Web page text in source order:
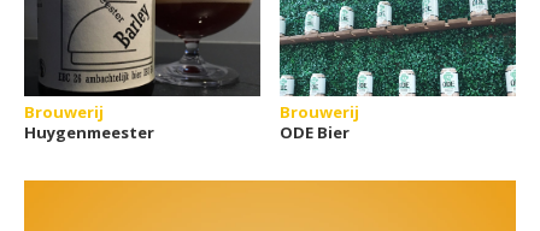
Brouwerij
Huygenmeester
Brouwerij
ODE Bier